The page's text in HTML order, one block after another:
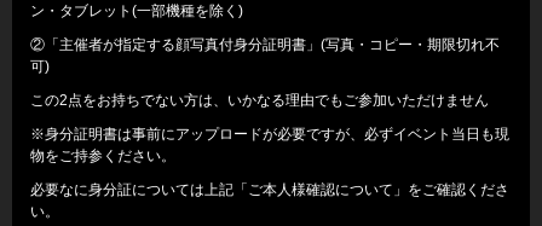
ン・タブレット(一部機種を除く)
②「主催者が指定する顔写真付身分証明書」(写真・コピー・期限切れ不
可)
この2点をお持ちでない方は、いかなる理由でもご参加いただけません
※身分証明書は事前にアップロードが必要ですが、必ずイベント当日も現
物をご持参ください。
必要なに身分証については上記「ご本人様確認について」をご確認くださ
い。